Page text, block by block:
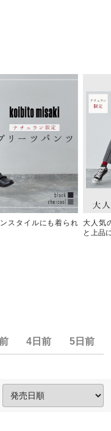
スタイルにも着られ
大人気
と上品
4日前 5日前